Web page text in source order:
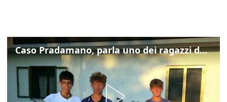
Caso Pradamano, parla uno dei ragazzi denunciati per la limonata: "Volevo anche aiutare i miei"